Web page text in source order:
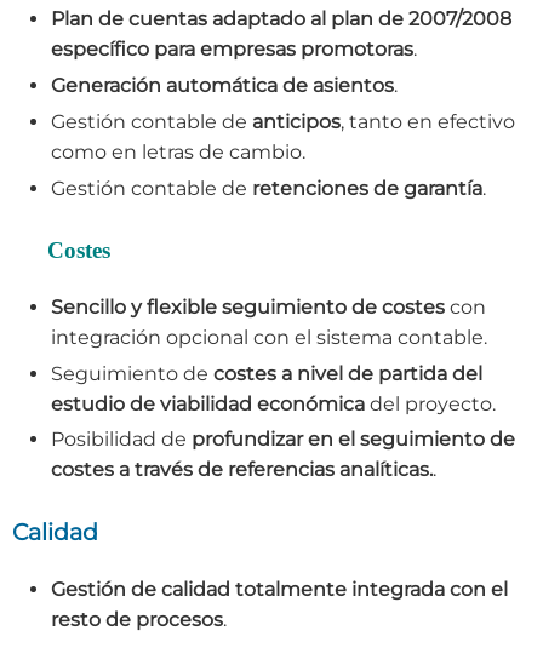
Plan de cuentas adaptado al plan de 2007/2008
específico para empresas promotoras.
Generación automática de asientos.
Gestión contable de anticipos, tanto en efectivo
como en letras de cambio.
Gestión contable de retenciones de garantía.
Costes
Sencillo y flexible seguimiento de costes con
integración opcional con el sistema contable.
Seguimiento de costes a nivel de partida del
estudio de viabilidad económica del proyecto.
Posibilidad de profundizar en el seguimiento de
costes a través de referencias analíticas..
Calidad
Gestión de calidad totalmente integrada con el
resto de procesos.